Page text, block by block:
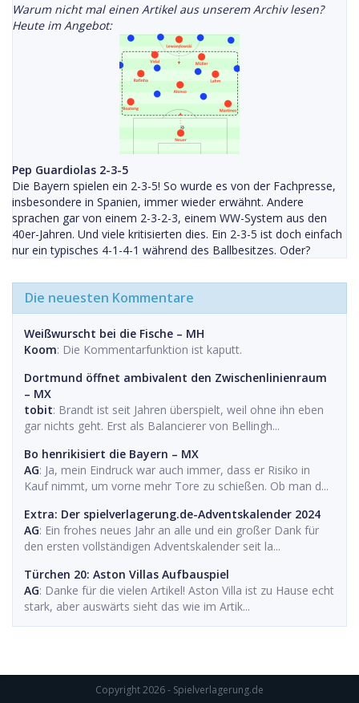
Warum nicht mal einen Artikel aus unserem Archiv lesen?
Heute im Angebot:
Pep Guardiolas 2-3-5
Die Bayern spielen ein 2-3-5! So wurde es von der Fachpresse,
insbesondere in Spanien, immer wieder erwähnt. Andere
sprachen gar von einem 2-3-2-3, einem WW-System aus den
40er-Jahren. Und viele kritisierten dies. Ein 2-3-5 ist doch einfach
nur ein typisches 4-1-4-1 während des Ballbesitzes. Oder?
Die neuesten Kommentare
Weißwurscht bei die Fische – MH
Koom: Die Kommentarfunktion ist kaputt.
Dortmund öffnet ambivalent den Zwischenlinienraum
– MX
tobit: Brandt ist seit Jahren überspielt, weil ohne ihn eben
gar nichts geht. Erst als Balancierer von Bellingh...
Bo henrikisiert die Bayern – MX
AG: Ja, mein Eindruck war auch immer, dass er Risiko in
Kauf nimmt, um vorne mehr Tore zu schießen. Ob man d...
Extra: Der spielverlagerung.de-Adventskalender 2024
AG: Ein frohes neues Jahr an alle und ein großer Dank für
den ersten vollständigen Adventskalender seit la...
Türchen 20: Aston Villas Aufbauspiel
AG: Danke für die vielen Artikel! Aston Villa ist zu Hause echt
stark, aber auswärts sieht das wie im Artik...
Copyright 2026 - Spielverlagerung.de